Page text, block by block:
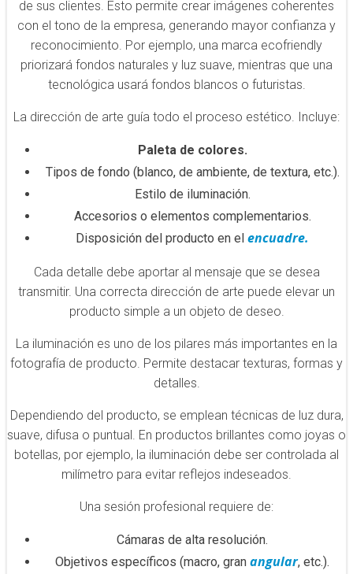
de sus clientes. Esto permite crear imágenes coherentes
con el tono de la empresa, generando mayor confianza y
reconocimiento. Por ejemplo, una marca ecofriendly
priorizará fondos naturales y luz suave, mientras que una
tecnológica usará fondos blancos o futuristas.
La dirección de arte guía todo el proceso estético. Incluye:
Paleta de colores.
Tipos de fondo (blanco, de ambiente, de textura, etc.).
Estilo de iluminación.
Accesorios o elementos complementarios.
Disposición del producto en el encuadre.
Cada detalle debe aportar al mensaje que se desea
transmitir. Una correcta dirección de arte puede elevar un
producto simple a un objeto de deseo.
La iluminación es uno de los pilares más importantes en la
fotografía de producto. Permite destacar texturas, formas y
detalles.
Dependiendo del producto, se emplean técnicas de luz dura,
suave, difusa o puntual. En productos brillantes como joyas o
botellas, por ejemplo, la iluminación debe ser controlada al
milímetro para evitar reflejos indeseados.
Una sesión profesional requiere de:
Cámaras de alta resolución.
Objetivos específicos (macro, gran angular, etc.).